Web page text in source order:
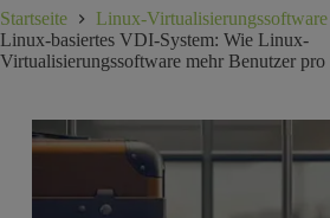
Startseite
Linux-Virtualisierungssoftware
Linux-basiertes VDI-System: Wie Linux-
Virtualisierungssoftware mehr Benutzer pro